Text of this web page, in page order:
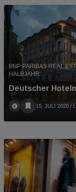
BNP PARIBAS REAL
HALBJAHR
Deutscher
15. JULI 2026 /